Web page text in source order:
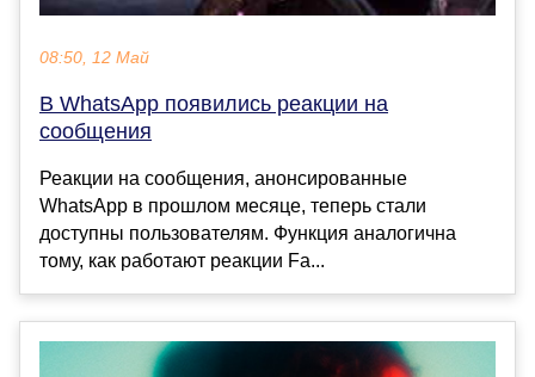
08:50, 12 Май
В WhatsApp появились реакции на
сообщения
Реакции на сообщения, анонсированные
WhatsApp в прошлом месяце, теперь стали
доступны пользователям. Функция аналогична
тому, как работают реакции Fa...